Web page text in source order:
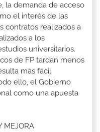
la demanda de acceso
el interés de las
contratos realizados a
a los
universitarios.
de FP tardan menos
más fácil
ello, el Gobierno
como una apuesta
MEJORA